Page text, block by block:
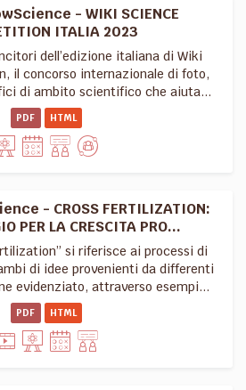
- WIKI SCIENCE
ITALIA 2023
dell’edizione italiana di Wiki
il concorso internazionale di foto,
di ambito scientifico che aiuta...
PDF HTML
- CROSS FERTILIZATION:
PER LA CRESCITA PRO...
si riferisce ai processi di
di idee provenienti da differenti
evidenziato, attraverso esempi...
PDF HTML